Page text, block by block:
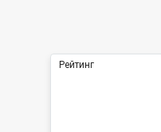
Рейтинг